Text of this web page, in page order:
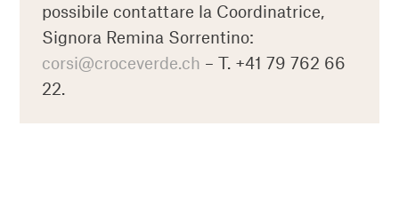
possibile contattare la Coordinatrice,
Signora Remina Sorrentino:
corsi@croceverde.ch – T. +41 79 762 66
22.